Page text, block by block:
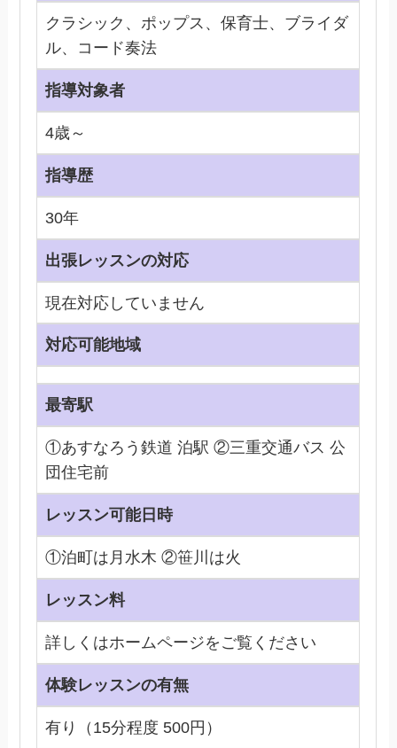
クラシック、ポップス、保育士、ブライダ
ル、コード奏法
指導対象者
4歳～
指導歴
30年
出張レッスンの対応
現在対応していません
対応可能地域
最寄駅
①あすなろう鉄道 泊駅 ②三重交通バス 公
団住宅前
レッスン可能日時
①泊町は月水木 ②笹川は火
レッスン料
詳しくはホームページをご覧ください
体験レッスンの有無
有り（15分程度 500円）